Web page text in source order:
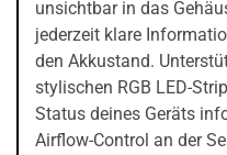
unsichtbar in das
jederzeit klare
den Akkustand.
stylischen RGB LED-
Status deines Geräts
Airflow-Control an der